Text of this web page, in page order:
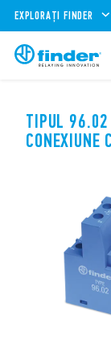
EXPLORAȚI FINDER
TIPUL 96.02
CONEXIUNE